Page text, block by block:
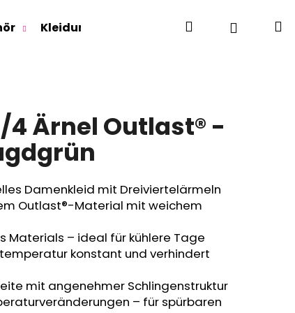
Kleidung für Jugendliche Für
SuchenLogin
Ärnel Outlast® -
Damenkleid mit Dreiviertelärmeln
Outlast®-Material mit weichem
Materials – ideal für kühlere Tage
konstant und verhindert
mit angenehmer Schlingenstruktur
– für spürbaren
OUTLAST® -